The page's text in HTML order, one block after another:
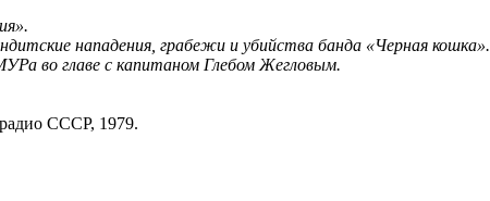
нападения, грабежи и убийства банда «Черная кошка».
во главе с капитаном Глебом Жегловым.
СССР, 1979.